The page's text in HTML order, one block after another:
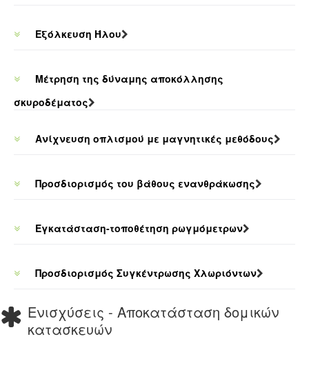
Εξόλκευση Ήλου
Μέτρηση της δύναμης αποκόλλησης
σκυροδέματος
Ανίχνευση οπλισμού με μαγνητικές μεθόδους
Προσδιορισμός του βάθους ενανθράκωσης
Eγκατάσταση-τοποθέτηση ρωγμόμετρων
Προσδιορισμός Συγκέντρωσης Χλωριόντων
Ενισχύσεις - Αποκατάσταση δομικών
κατασκευών